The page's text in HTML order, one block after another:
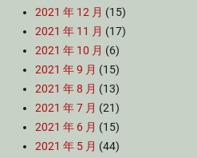
2021 年 12 月 (15)
2021 年 11 月 (17)
2021 年 10 月 (6)
2021 年 9 月 (15)
2021 年 8 月 (13)
2021 年 7 月 (21)
2021 年 6 月 (15)
2021 年 5 月 (44)